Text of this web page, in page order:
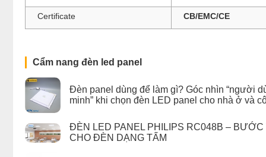
Certificate CB/EMC/CE
Cẩm nang đèn led panel
Đèn panel dùng để làm gì? Góc nhìn “người
minh” khi chọn đèn LED panel cho nhà ở và
ĐÈN LED PANEL PHILIPS RC048B – BƯỚC
CHO ĐÈN DẠNG TẤM